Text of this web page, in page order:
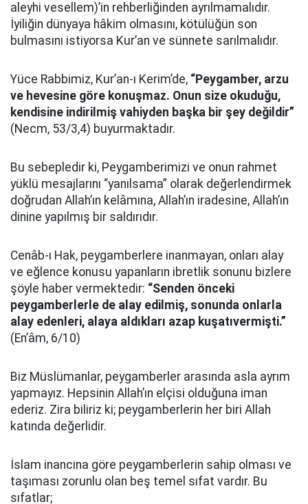
aleyhi vesellem)’in rehberliğinden ayrılmamalıdır.
İyiliğin dünyaya hâkim olmasını, kötülüğün son
bulmasını istiyorsa Kur’an ve sünnete sarılmalıdır.
Yüce Rabbimiz, Kur’an-ı Kerim’de, “Peygamber, arzu
ve hevesine göre konuşmaz. Onun size okuduğu,
kendisine indirilmiş vahiyden başka bir şey değildir”
(Necm, 53/3,4) buyurmaktadır.
Bu sebepledir ki, Peygamberimizi ve onun rahmet
yüklü mesajlarını “yanılsama” olarak değerlendirmek
doğrudan Allah’ın kelâmına, Allah’ın iradesine, Allah’ın
dinine yapılmış bir saldırıdır.
Cenâb-ı Hak, peygamberlere inanmayan, onları alay
ve eğlence konusu yapanların ibretlik sonunu bizlere
şöyle haber vermektedir: “Senden önceki
peygamberlerle de alay edilmiş, sonunda onlarla
alay edenleri, alaya aldıkları azap kuşatıvermişti.”
(En’âm, 6/10)
Biz Müslümanlar, peygamberler arasında asla ayrım
yapmayız. Hepsinin Allah’ın elçisi olduğuna iman
ederiz. Zira biliriz ki; peygamberlerin her biri Allah
katında değerlidir.
İslam inancına göre peygamberlerin sahip olması ve
taşıması zorunlu olan beş temel sıfat vardır. Bu
sıfatlar;